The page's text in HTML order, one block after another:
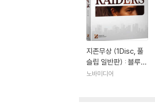
지존무상 (1Disc, 풀
슬립 일반판) : 블루레
이
노바미디어